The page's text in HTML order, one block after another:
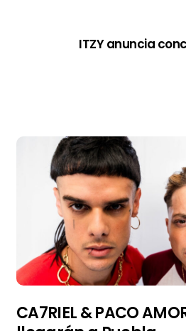
ITZY anuncia
CA7RIEL & PACO